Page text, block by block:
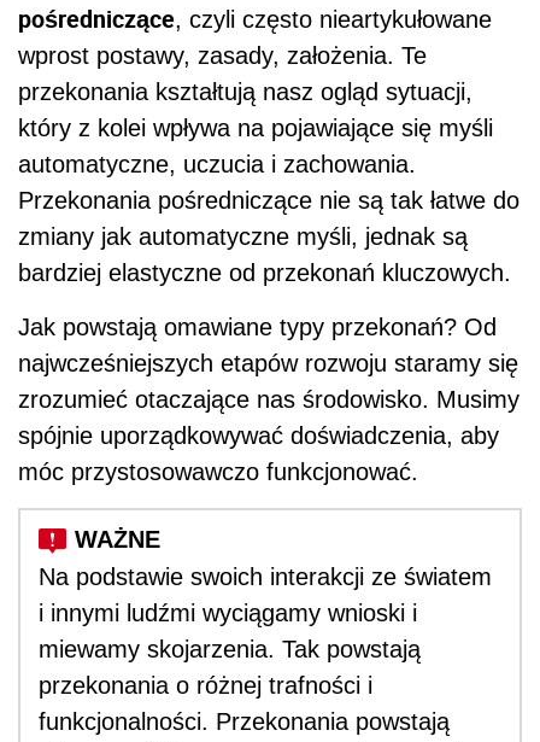
pośredniczące, czyli często nieartykułowane
wprost postawy, zasady, założenia. Te
przekonania kształtują nasz ogląd sytuacji,
który z kolei wpływa na pojawiające się myśli
automatyczne, uczucia i zachowania.
Przekonania pośredniczące nie są tak łatwe do
zmiany jak automatyczne myśli, jednak są
bardziej elastyczne od przekonań kluczowych.
Jak powstają omawiane typy przekonań? Od
najwcześniejszych etapów rozwoju staramy się
zrozumieć otaczające nas środowisko. Musimy
spójnie uporządkowywać doświadczenia, aby
móc przystosowawczo funkcjonować.
Na podstawie swoich interakcji ze światem
i innymi ludźmi wyciągamy wnioski i
miewamy skojarzenia. Tak powstają
przekonania o różnej trafności i
funkcjonalności. Przekonania powstają